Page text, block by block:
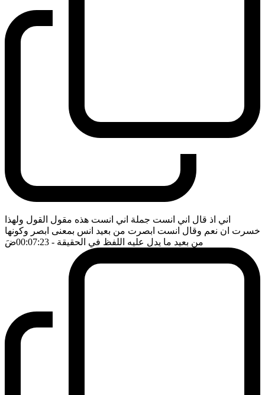
اني اذ قال اني انست جملة اني انست هذه مقول القول ولهذا
خسرت ان نعم وقال انست ابصرت من بعيد انس بمعنى ابصر وكونها
من بعيد ما يدل عليه اللفظ في الحقيقة - 00:07:23 ضَ